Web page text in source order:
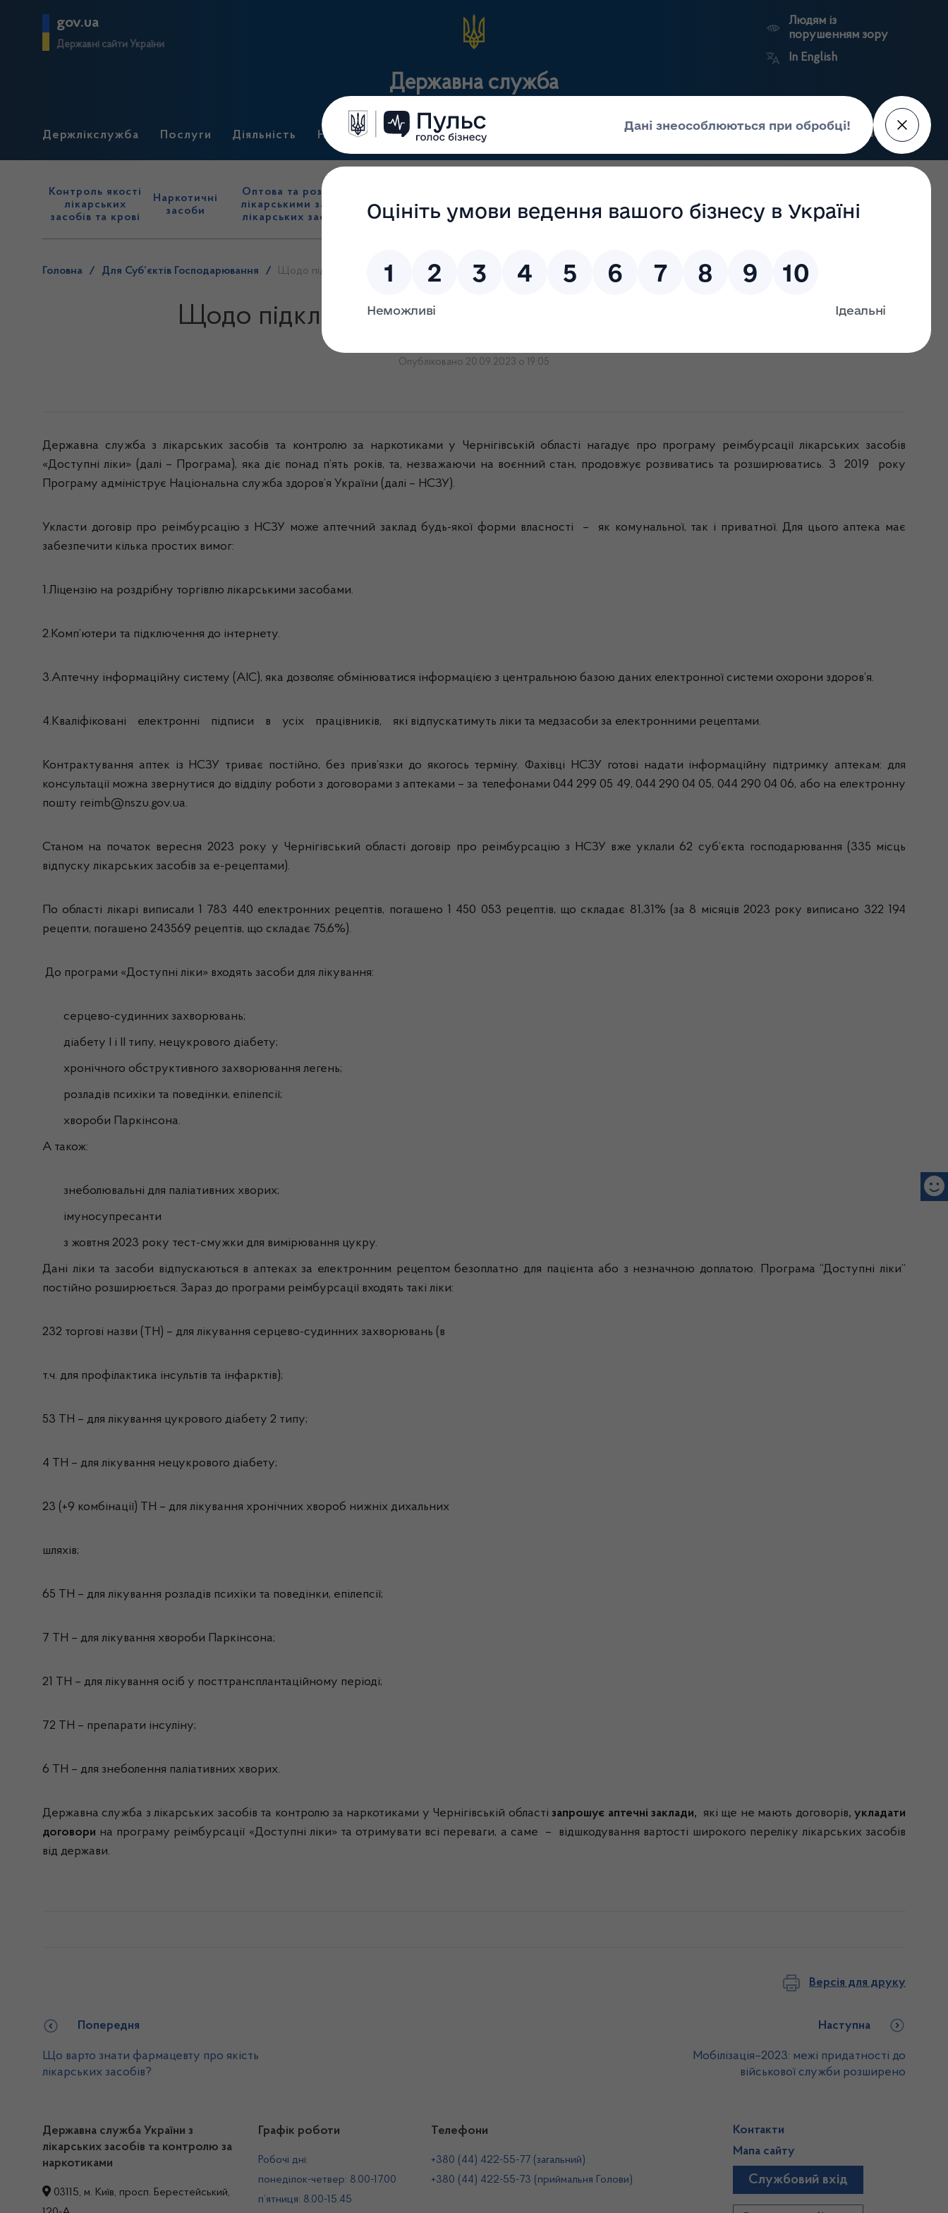
gov.ua
Державні сайти України
Державна служба
Людям із
порушенням зору
In English
Держлікслужба Послуги Діяльність Нормативні документи Для громадськості Прес-центр Пошук
Контроль якості
лікарських
засобів та крові
Наркотичні
засоби
Оптова та роздрібна торгівля
лікарськими засобами, імпорт
лікарських засобів (крім АФІ)
нагляд
(контроль)
засобів, крові та
сертифікація
нагляд
реєстри
портал
Держлікслужби
Головна / Для Суб’єктів Господарювання / Щодо підключення до програми «Доступні ліки»
Щодо підключення до програми «Доступні ліки»
Опубліковано 20.09.2023 о 19:05
Державна служба з лікарських засобів та контролю за наркотиками у Чернігівській області нагадує про програму реімбурсації лікарських засобів
«Доступні ліки» (далі – Програма), яка діє понад п’ять років, та, незважаючи на воєнний стан, продовжує розвиватись та розширюватись. З 2019 року
Програму адмініструє Національна служба здоров’я України (далі – НСЗУ).
Укласти договір про реімбурсацію з НСЗУ може аптечний заклад будь-якої форми власності – як комунальної, так і приватної. Для цього аптека має
забезпечити кілька простих вимог:
1.Ліцензію на роздрібну торгівлю лікарськими засобами.
2.Комп’ютери та підключення до інтернету.
3.Аптечну інформаційну систему (АІС), яка дозволяє обмінюватися інформацією з центральною базою даних електронної системи охорони здоров’я.
4.Кваліфіковані електронні підписи в усіх працівників, які відпускатимуть ліки та медзасоби за електронними рецептами.
Контрактування аптек із НСЗУ триває постійно, без прив’язки до якогось терміну. Фахівці НСЗУ готові надати інформаційну підтримку аптекам: для
консультації можна звернутися до відділу роботи з договорами з аптеками – за телефонами 044 299 05 49, 044 290 04 05, 044 290 04 06, або на електронну
пошту reimb@nszu.gov.ua.
Станом на початок вересня 2023 року у Чернігівський області договір про реімбурсацію з НСЗУ вже уклали 62 суб’єкта господарювання (335 місць
відпуску лікарських засобів за е-рецептами).
По області лікарі виписали 1 783 440 електронних рецептів, погашено 1 450 053 рецептів, що складає 81,31% (за 8 місяців 2023 року виписано 322 194
рецепти, погашено 243569 рецептів, що складає 75,6%).
До програми «Доступні ліки» входять засоби для лікування:
серцево-судинних захворювань;
діабету І і ІІ типу, нецукрового діабету;
хронічного обструктивного захворювання легень;
розладів психіки та поведінки, епілепсії;
хвороби Паркінсона.
А також:
знеболювальні для паліативних хворих;
імуносупресанти
з жовтня 2023 року тест-смужки для вимірювання цукру.
Дані ліки та засоби відпускаються в аптеках за електронним рецептом безоплатно для пацієнта або з незначною доплатою. Програма “Доступні ліки”
постійно розширюється. Зараз до програми реімбурсації входять такі ліки:
232 торгові назви (ТН) – для лікування серцево-судинних захворювань (в
т.ч. для профілактика інсультів та інфарктів);
53 ТН – для лікування цукрового діабету 2 типу;
4 ТН – для лікування нецукрового діабету;
23 (+9 комбінації) ТН – для лікування хронічних хвороб нижніх дихальних
шляхів;
65 ТН – для лікування розладів психіки та поведінки, епілепсії;
7 ТН – для лікування хвороби Паркінсона;
21 ТН – для лікування осіб у посттрансплантаційному періоді;
72 ТН – препарати інсуліну;
6 ТН – для знеболення паліативних хворих.
Державна служба з лікарських засобів та контролю за наркотиками у Чернігівській областізапрошує аптечні заклади, які ще не мають договорів, укладати
договори на програму реімбурсації «Доступні ліки» та отримувати всі переваги, а саме – відшкодування вартості широкого переліку лікарських засобів
від держави.
Версія для друку
Попередня
Що варто знати фармацевту про якість
лікарських засобів?
Наступна
Мобілізація–2023: межі придатності до
військової служби розширено
Державна служба України з
лікарських засобів та контролю за
наркотиками
03115, м. Київ, просп. Берестейський,
Графік роботи
Робочі дні:
понеділок-четвер: 8.00-17.00
п’ятниця: 8.00-15.45
Телефони
+380 (44) 422-55-77 (загальний)
+380 (44) 422-55-73 (приймальня Голови)
Контакти
Мапа сайту
Службовий вхід